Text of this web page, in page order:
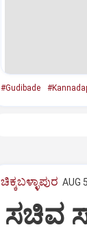
#Gudibade
ಚಿಕ್ಕಬಳ್ಳಾಪುರ AUG
ಸಚಿವ